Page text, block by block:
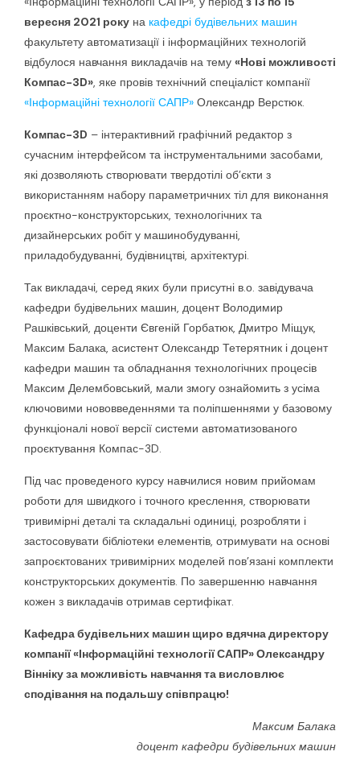
вересня 2021 року на кафедрі будівельних машин
факультету автоматизації і інформаційних технологій
відбулося навчання викладачів на тему «Нові можливості
Компас-3D», яке провів технічний спеціаліст компанії
«Інформаційні технології САПР» Олександр Верстюк.
Компас-3D – інтерактивний графічний редактор з
сучасним інтерфейсом та інструментальними засобами,
які дозволяють створювати твердотілі об’єкти з
використанням набору параметричних тіл для виконання
проєктно-конструкторських, технологічних та
дизайнерських робіт у машинобудуванні,
приладобудуванні, будівництві, архітектурі.
Так викладачі, серед яких були присутні в.о. завідувача
кафедри будівельних машин, доцент Володимир
Рашківський, доценти Євгеній Горбатюк, Дмитро Міщук,
Максим Балака, асистент Олександр Тетерятник і доцент
кафедри машин та обладнання технологічних процесів
Максим Делембовський, мали змогу ознайомить з усіма
ключовими нововведеннями та поліпшеннями у базовому
функціоналі нової версії системи автоматизованого
проєктування Компас-3D.
Під час проведеного курсу навчилися новим прийомам
роботи для швидкого і точного креслення, створювати
тривимірні деталі та складальні одиниці, розробляти і
застосовувати бібліотеки елементів, отримувати на основі
запроєктованих тривимірних моделей пов’язані комплекти
конструкторських документів. По завершенню навчання
кожен з викладачів отримав сертифікат.
Кафедра будівельних машин щиро вдячна директору
компанії «Інформаційні технології САПР» Олександру
Вінніку за можливість навчання та висловлює
сподівання на подальшу співпрацю!
Максим Балака
доцент кафедри будівельних машин